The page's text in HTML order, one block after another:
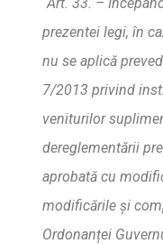
prezentei legi, în
nu se aplică
7/2013 privind
veniturilor
dereglementării pre
aprobată cu
modificărileși
Ordonanței